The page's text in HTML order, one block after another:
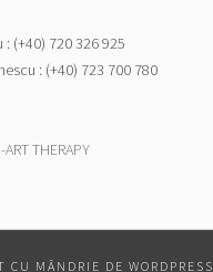
(+40) 720 326 925
: (+40) 723 700 780
THERAPY
CU MÂNDRIE DE WORDPRESS